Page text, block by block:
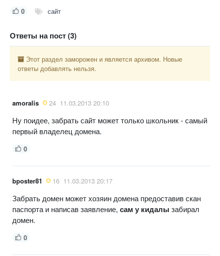
0 сайт
Ответы на пост (3)
Этот раздел заморожен и является архивом. Новые
ответы добавлять нельзя.
amoralis 24 11.03.2013 20:10
Ну поидее, забрать сайт может только школьник - самый
первый владелец домена.
0
bposter81 16 11.03.2013 20:17
Забрать домен может хозяин домена предоставив скан
паспорта и написав заявление, сам у кидалы забирал
домен.
0